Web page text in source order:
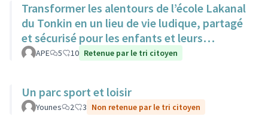
Transformer les alentours de l’école Lakanal
du Tonkin en un lieu de vie ludique, partagé
et sécurisé pour les enfants et leurs
familles.
APE 5 10 Retenue par le tri citoyen
Un parc sport et loisir
Younes 2 3 Non retenue par le tri citoyen